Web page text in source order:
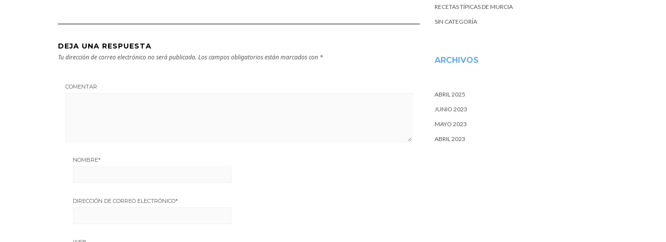
DEJA UNA RESPUESTA
Tu dirección de correo electrónico no será publicada. Los campos obligatorios están marcados con *
COMENTAR
NOMBRE*
DIRECCIÓN DE CORREO ELECTRÓNICO*
RECETAS TÍPICAS DE MURCIA
SIN CATEGORÍA
ARCHIVOS
ABRIL 2025
JUNIO 2023
MAYO 2023
ABRIL 2023